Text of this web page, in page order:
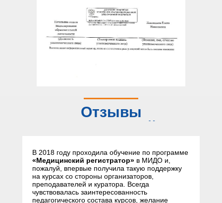
Отзывы
слушателей
В 2018 году проходила обучение по программе
«Медицинский регистратор» в МИДО и,
пожалуй, впервые получила такую поддержку
на курсах со стороны организаторов,
преподавателей и куратора. Всегда
чувствовалась заинтересованность
педагогического состава курсов, желание